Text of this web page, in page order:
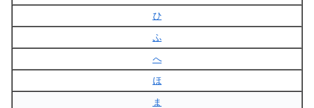
ひ
ふ
へ
ほ
ま